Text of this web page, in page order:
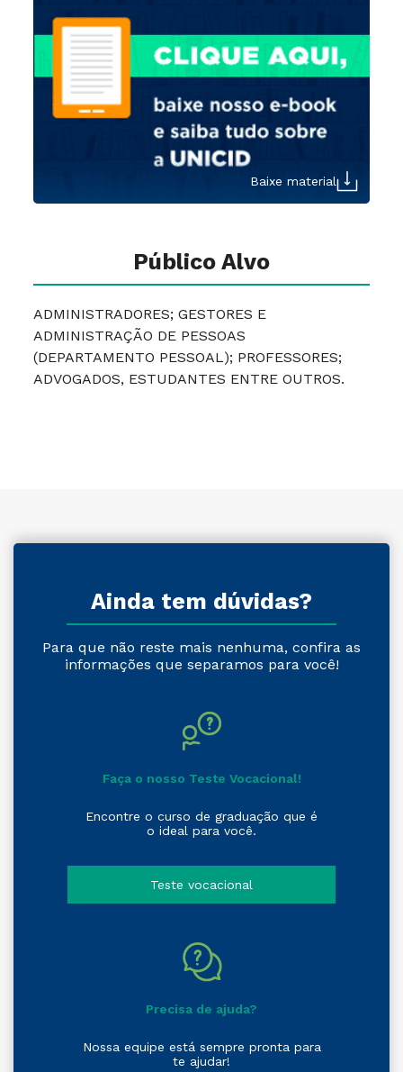
Baixe material
Público Alvo
ADMINISTRADORES; GESTORES E
ADMINISTRAÇÃO DE PESSOAS
(DEPARTAMENTO PESSOAL); PROFESSORES;
ADVOGADOS, ESTUDANTES ENTRE OUTROS.
Ainda tem dúvidas?
Para que não reste mais nenhuma, confira as
informações que separamos para você!
Faça o nosso Teste Vocacional!
Encontre o curso de graduação que é
o ideal para você.
Teste vocacional
Precisa de ajuda?
Nossa equipe está sempre pronta para
te ajudar!